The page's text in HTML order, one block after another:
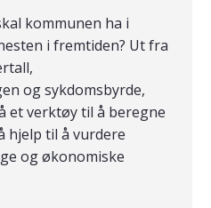
kommunen ha i
i fremtiden? Ut fra
og sykdomsbyrde,
et verktøy til å beregne
hjelp til å vurdere
og økonomiske